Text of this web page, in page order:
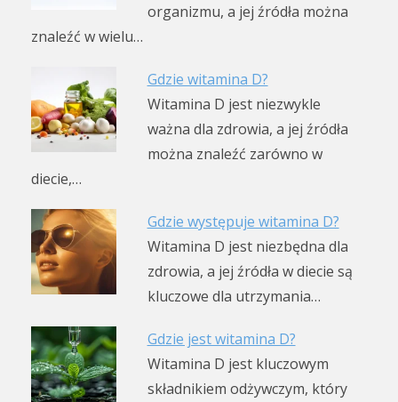
organizmu, a jej źródła można
znaleźć w wielu…
Gdzie witamina D?
Witamina D jest niezwykle
ważna dla zdrowia, a jej źródła
można znaleźć zarówno w
diecie,…
Gdzie występuje witamina D?
Witamina D jest niezbędna dla
zdrowia, a jej źródła w diecie są
kluczowe dla utrzymania…
Gdzie jest witamina D?
Witamina D jest kluczowym
składnikiem odżywczym, który